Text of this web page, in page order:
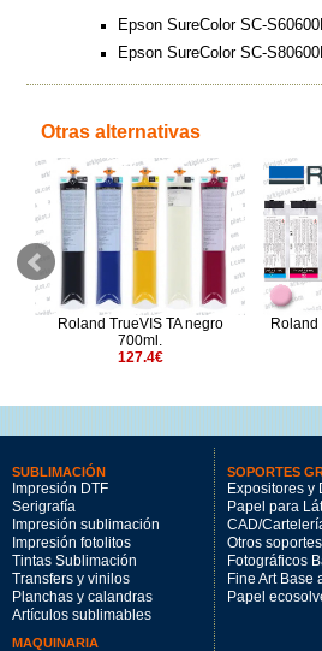
Epson SureColor SC-
Epson SureColor SC-
Otras alternativas
Roland TrueVIS TA negro
700ml.
127.4€
Roland
SUBLIMACIÓN
Impresión DTF
Serigrafía
Impresión sublimación
Impresión fotolitos
Tintas Sublimación
Transfers y vinilos
Planchas y calandras
Artículos sublimables
MAQUINARIA
SOPORTES
Expositores y
Papel para
CAD/
Otros soportes
Fotográficos
Fine Art Base
Papel